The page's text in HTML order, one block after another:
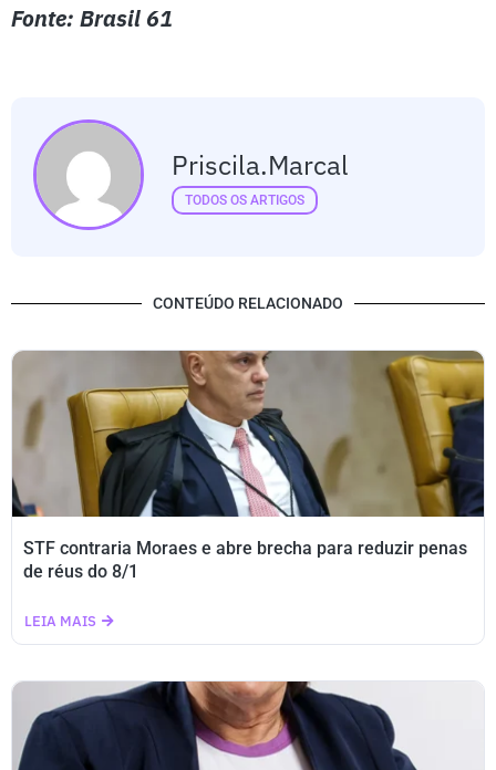
Fonte: Brasil 61
Priscila.marcal
TODOS OS ARTIGOS
CONTEÚDO RELACIONADO
STF contraria Moraes e abre brecha para reduzir penas
de réus do 8/1
LEIA MAIS